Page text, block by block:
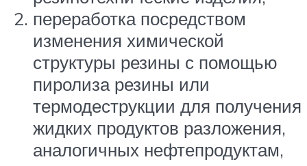
переработка посредством
изменения химической
структуры резины с помощью
пиролиза резины или
термодеструкции для получения
жидких продуктов разложения,
аналогичных нефтепродуктам,